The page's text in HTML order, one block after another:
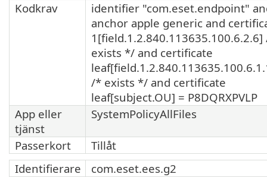
Kodkrav
identifier "com.eset.endpoint"
anchor apple generic and
exists */ and certificate
/* exists */ and certificate
leaf[subject.OU] = P8DQRXPVLP
App eller
tjänst
SystemPolicyAllFiles
Passerkort
Tillåt
Identifierare
com.eset.ees.g2